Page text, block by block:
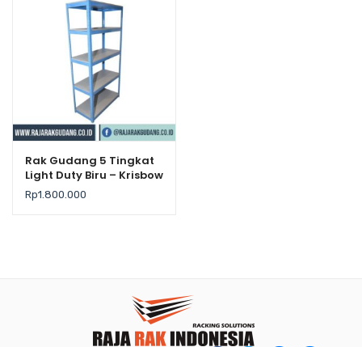
Rak Gudang 5 Tingkat
Light Duty Biru – Krisbow
Rp1.800.000